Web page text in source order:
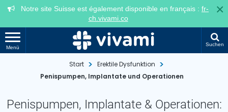
Notre site Suisse est également disponible en français : fr-
ch.vivami.co
×
Menü
Suchen
Start
Erektile Dysfunktion
Penispumpen, Implantate und Operationen
Penispumpen, Implantate & Operationen: